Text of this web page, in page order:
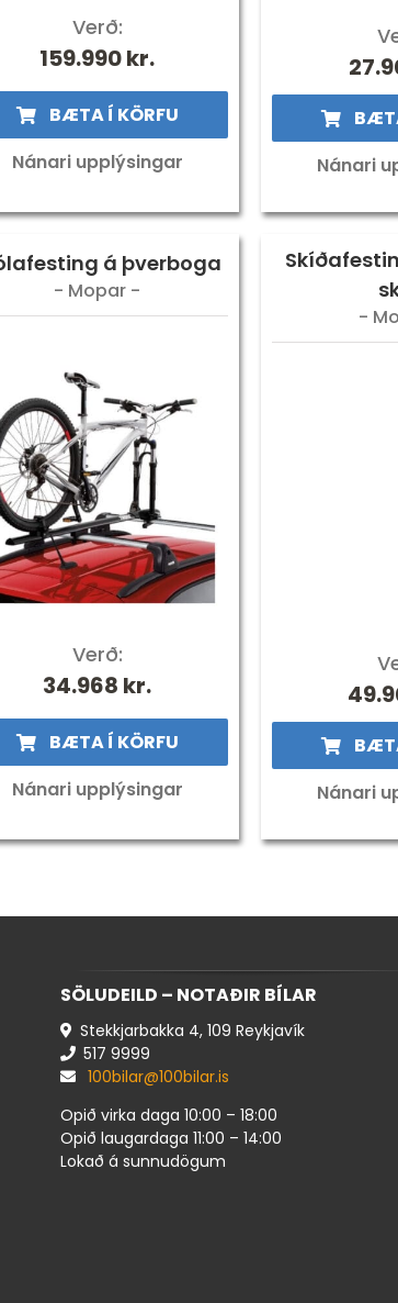
Verð:
159.990kr.
BÆTA Í KÖRFU
Nánari upplýsingar
Nánari
á þverboga
- Mopar -
Verð:
34.968 kr.
BÆTA Í KÖRFU
Nánari upplýsingar
-
Nánari
SÖLUDEILD – NOTAÐIR BÍLAR
Stekkjarbakka 4, 109 Reykjavík
517 ​9999
100bilar@100bilar.is
Opið virka daga 10:00 – 18:00
Opið laugardaga 11:00 – 14:00
Lokað á sunnudögum